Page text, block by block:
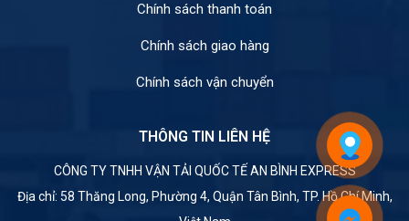
Chính sách thanh toán
Chính sách giao hàng
Chính sách vận chuyển
THÔNG TIN LIÊN HỆ
CÔNG TY TNHH VẬN TẢI QUỐC TẾ AN BÌNH EXPRESS
Địa chỉ: 58 Thăng Long, Phường 4, Quận Tân Bình, TP. Hồ Chí Minh,